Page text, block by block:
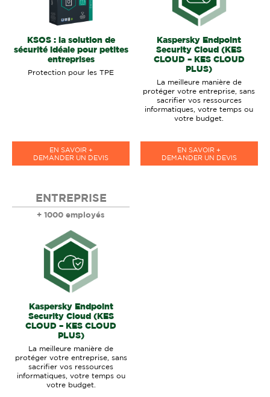
KSOS : la solution de
sécurité idéale pour petites
entreprises
Protection pour les TPE
EN SAVOIR +
DEMANDER UN DEVIS
Kaspersky Endpoint
Security Cloud (KES
CLOUD – KES CLOUD
PLUS)
La meilleure manière de
protéger votre entreprise, sans
sacrifier vos ressources
informatiques, votre temps ou
votre budget.
EN SAVOIR +
DEMANDER UN DEVIS
ENTREPRISE
+ 1000 employés
Kaspersky Endpoint
Security Cloud (KES
CLOUD – KES CLOUD
PLUS)
La meilleure manière de
protéger votre entreprise, sans
sacrifier vos ressources
informatiques, votre temps ou
votre budget.